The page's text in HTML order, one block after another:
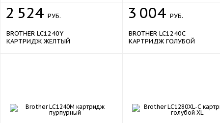
2 524 РУБ.
BROTHER LC1240Y
КАРТРИДЖ ЖЕЛТЫЙ
3 004 РУБ.
BROTHER LC1240C
КАРТРИДЖ ГОЛУБОЙ